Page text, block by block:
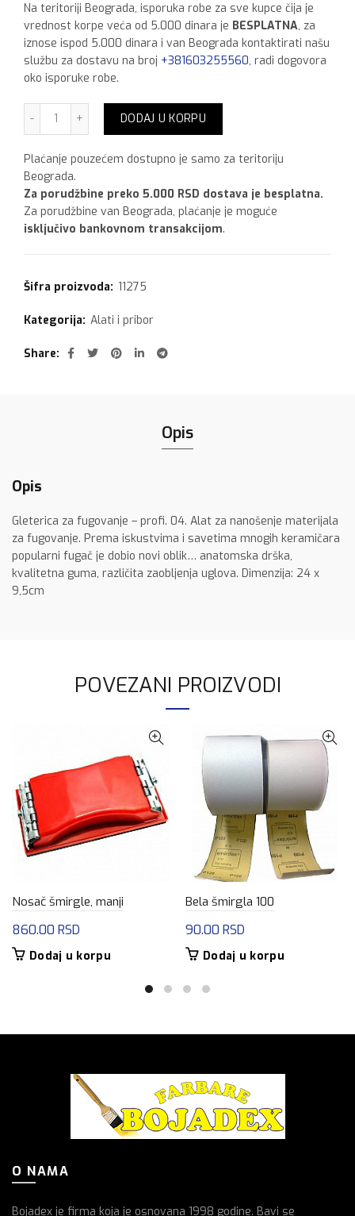
Na teritoriji Beograda, isporuka robe za sve kupce čija je
vrednost korpe veća od 5.000 dinara je BESPLATNA, za
iznose ispod 5.000 dinara i van Beograda kontaktirati našu
službu za dostavu na broj +381603255560, radi dogovora
oko isporuke robe.
Gleterica za fugovanje profi količina
DODAJ U KORPU
Plaćanje pouzećem dostupno je samo za teritoriju
Beograda.
Za porudžbine preko 5.000 RSD dostava je besplatna.
Za porudžbine van Beograda, plaćanje je moguće
isključivo bankovnom transakcijom.
Šifra proizvoda: 11275
Kategorija: Alati i pribor
Share
Opis
Opis
Gleterica za fugovanje – profi. 04. Alat za nanošenje materijala
za fugovanje. Prema iskustvima i savetima mnogih keramičara
popularni fugač je dobio novi oblik… anatomska drška,
kvalitetna guma, različita zaobljenja uglova. Dimenzija: 24 x
9,5cm
POVEZANI PROIZVODI
Nosač šmirgle, manji
860.00 RSD
Dodaj u korpu
Bela šmirgla 100
90.00 RSD
Dodaj u korpu
O NAMA
Bojadex je firma koja je osnovana 1998 godine. Bavi se